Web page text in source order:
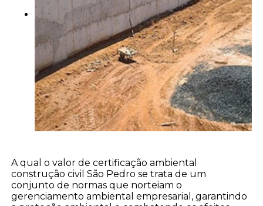
A qual o valor de certificação ambiental
construção civil São Pedro se trata de um
conjunto de normas que norteiam o
gerenciamento ambiental empresarial, garantindo